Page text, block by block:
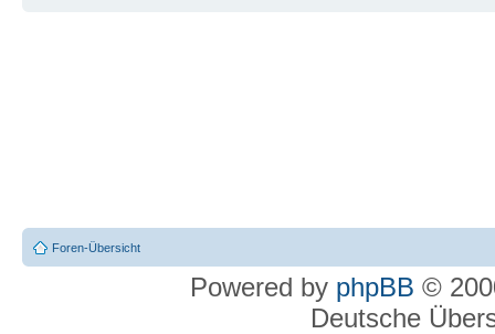
Foren-Übersicht
Powered by phpBB ©
Deutsche